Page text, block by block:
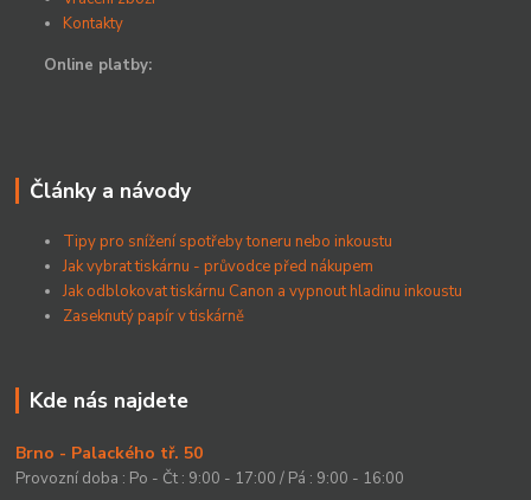
Kontakty
Online platby:
Články a návody
Tipy pro snížení spotřeby toneru nebo inkoustu
Jak vybrat tiskárnu - průvodce před nákupem
Jak odblokovat tiskárnu Canon a vypnout hladinu inkoustu
Zaseknutý papír v tiskárně
Kde nás najdete
Brno - Palackého tř. 50
Provozní doba : Po - Čt : 9:00 - 17:00 / Pá : 9:00 - 16:00